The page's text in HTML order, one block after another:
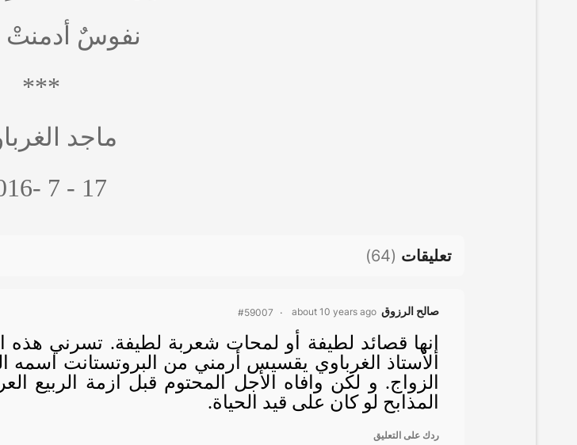
نفوسٌ أدمنتْ
***
ماجد
17 - 7 -2016
تعليقات (
64
)
صالح الرزوق about 10 years ago
#59007
إنها قصائد لطيفة أو لمحات شعربة لطيفة. تسرني
الأستاذ الغرباوي يقسيس أرمني من البروتستانت اسمه
الزواج. و لكن وافاه الأجل المحتوم قبل ازمة الربيع
المذابح لو كان على قيد الحياة.
ردك على التعليق